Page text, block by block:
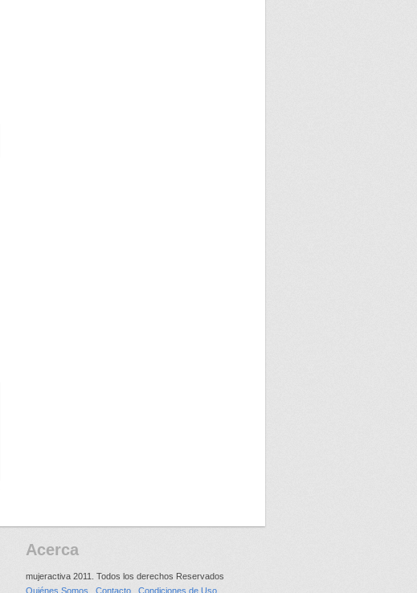
Acerca
mujeractiva 2011. Todos los derechos Reservados
Quiénes Somos
Contacto Condiciones de Uso